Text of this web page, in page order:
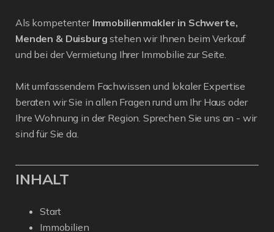
Als kompetenter Immobilienmakler in Schwerte,
Menden & Duisburg stehen wir Ihnen beim Verkauf
und bei der Vermietung Ihrer Immobilie zur Seite.
Mit umfassendem Fachwissen und lokaler Expertise
beraten wir Sie in allen Fragen rund um Ihr Haus oder
Ihre Wohnung in der Region. Sprechen Sie uns an - wir
sind für Sie da.
INHALT
Start
Immobilien